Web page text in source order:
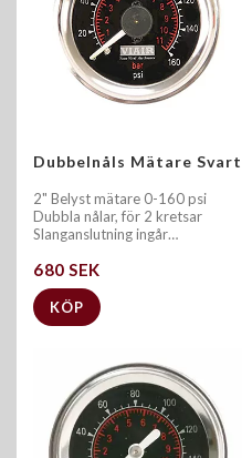
Dubbelnåls Mätare Svart
2" Belyst mätare 0-160 psi
Dubbla nålar, för 2 kretsar
Slanganslutning ingår…
680 SEK
KÖP